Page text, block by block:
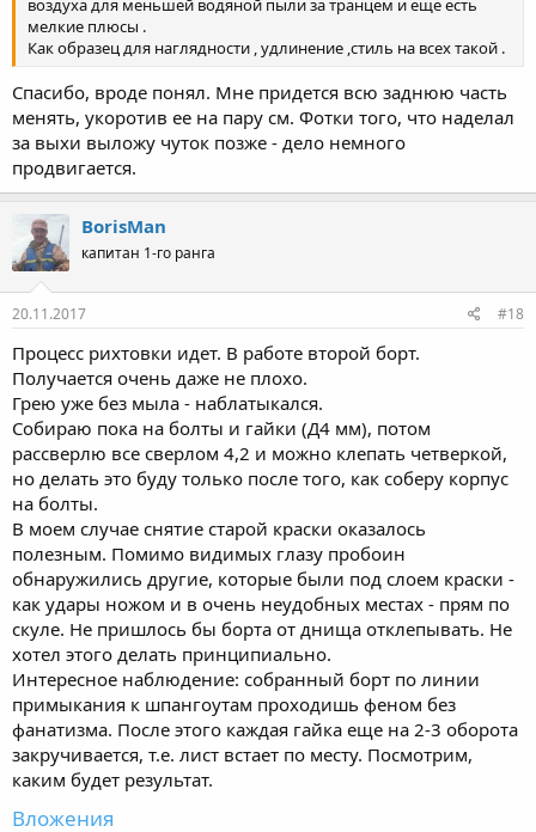
воздуха для меньшей водяной пыли за транцем и еще есть
мелкие плюсы .
Как образец для наглядности , удлинение ,стиль на всех такой .
Спасибо, вроде понял. Мне придется всю заднюю часть
менять, укоротив ее на пару см. Фотки того, что наделал
за выхи выложу чуток позже - дело немного
продвигается.
BorisMan
капитан 1-го ранга
20.11.2017 #18
Процесс рихтовки идет. В работе второй борт.
Получается очень даже не плохо.
Грею уже без мыла - наблатыкался.
Собираю пока на болты и гайки (Д4 мм), потом
рассверлю все сверлом 4,2 и можно клепать четверкой,
но делать это буду только после того, как соберу корпус
на болты.
В моем случае снятие старой краски оказалось
полезным. Помимо видимых глазу пробоин
обнаружились другие, которые были под слоем краски -
как удары ножом и в очень неудобных местах - прям по
скуле. Не пришлось бы борта от днища отклепывать. Не
хотел этого делать принципиально.
Интересное наблюдение: собранный борт по линии
примыкания к шпангоутам проходишь феном без
фанатизма. После этого каждая гайка еще на 2-3 оборота
закручивается, т.е. лист встает по месту. Посмотрим,
каким будет результат.
Вложения